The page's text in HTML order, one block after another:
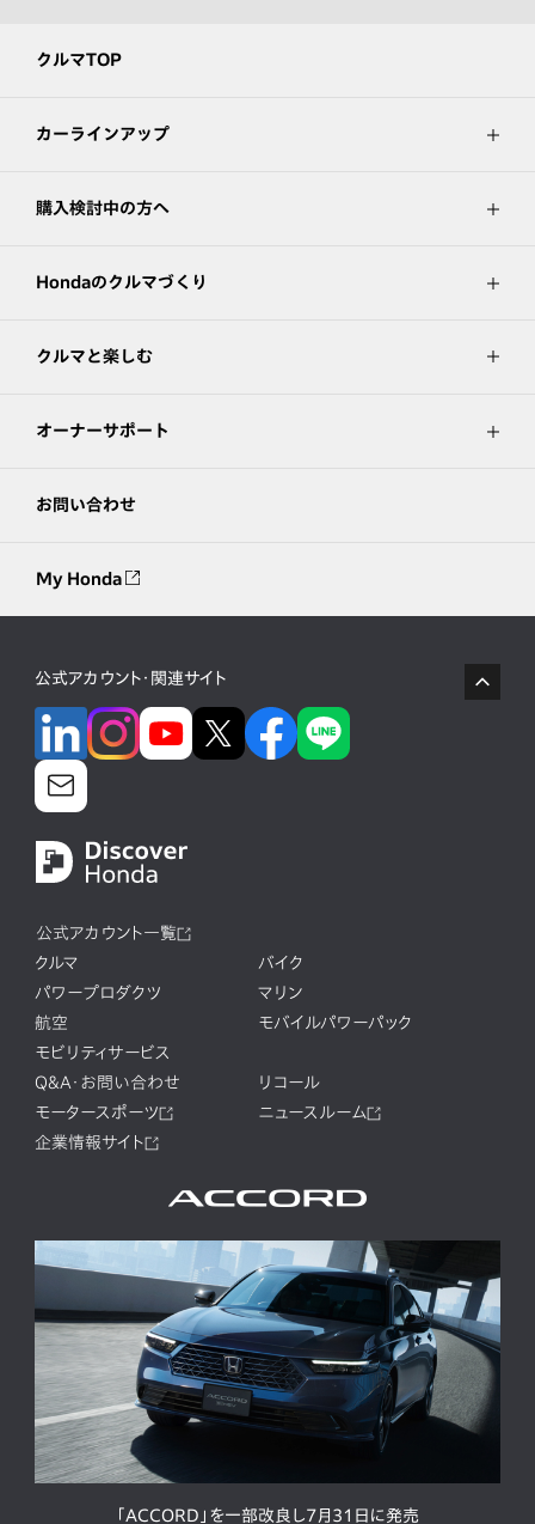
クルマTOP
カーラインアップ
購入検討中の方へ
Hondaのクルマづくり
クルマと楽しむ
オーナーサポート
お問い合わせ
My Honda
公式アカウント・関連サイト
公式アカウント一覧
クルマ
バイク
パワープロダクツ
マリン
航空
モバイルパワーパック
モビリティサービス
Q&A・お問い合わせ
リコール
モータースポーツ
ニュースルーム
企業情報サイト
「ACCORD」を一部改良し7月31日に発売